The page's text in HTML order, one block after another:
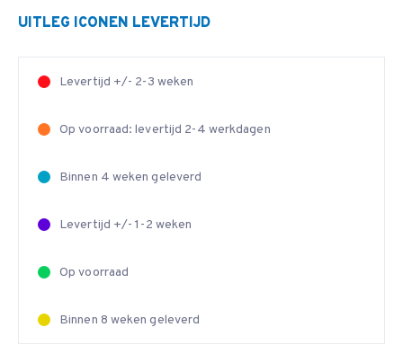
UITLEG ICONEN LEVERTIJD
Levertijd +/- 2-3 weken
Op voorraad: levertijd 2-4 werkdagen
Binnen 4 weken geleverd
Levertijd +/- 1-2 weken
Op voorraad
Binnen 8 weken geleverd